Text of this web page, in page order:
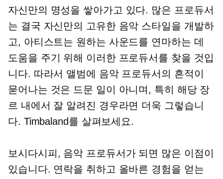
자신만의 명성을 쌓아가고 있다. 많은 프로듀서
는 결국 자신만의 고유한 음악 스타일을 개발하
고, 아티스트는 원하는 사운드를 연마하는 데
도움을 주기 위해 이러한 프로듀서를 찾을 것입
니다. 따라서 앨범에 음악 프로듀서의 흔적이
묻어나는 것은 드문 일이 아니며, 특히 해당 장
르 내에서 잘 알려진 경우라면 더욱 그렇습니
다. Timbaland를 살펴보세요.
보시다시피, 음악 프로듀서가 되면 많은 이점이
있습니다. 연락을 취하고 올바른 경험을 얻는